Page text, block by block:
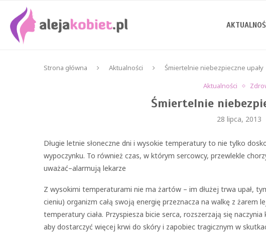
Strona główna Aktualności
Śmiertelnie niebezpieczne upały
Aktualności
Śmiertelnie
28 lipca, 2013
Długie letnie słoneczne dni i wysokie temperatury to nie tylko
wypoczynku. To również czas, w którym sercowcy, przewlekle
uważać–alarmują lekarze
Z wysokimi temperaturami nie ma żartów – im dłużej trwa upał,
cieniu) organizm całą swoją energię przeznacza na walkę z żarem
temperatury ciała. Przyspiesza bicie serca, rozszerzają się
aby dostarczyć więcej krwi do skóry i zapobiec tragicznym w